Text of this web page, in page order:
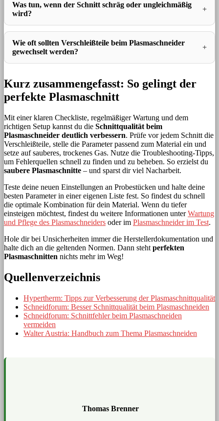
Was tun, wenn der Schnitt schräg oder ungleichmäßig
wird?
Wie oft sollten Verschleißteile beim Plasmaschneider
gewechselt werden?
Kurz zusammengefasst: So gelingt der
perfekte Plasmaschnitt
Mit einer klaren Checkliste, regelmäßiger Wartung und dem
richtigen Setup kannst du die Schnittqualität beim
Plasmaschneider deutlich verbessern. Prüfe vor jedem Schnitt die
Verschleißteile, stelle die Parameter passend zum Material ein und
setze auf sauberes, trockenes Gas. Nutze die Troubleshooting-Tipps,
um Fehlerquellen schnell zu finden und zu beheben. So erzielst du
saubere Plasmaschnitte – und sparst dir viel Nacharbeit.
Teste deine neuen Einstellungen an Probestücken und halte deine
besten Parameter in einer eigenen Liste fest. So findest du schnell
die optimale Kombination für dein Material. Wenn du tiefer
einsteigen möchtest, findest du weitere Informationen unterWartung
und Pflege des Plasmaschneiders oder im Plasmaschneider im Test.
Hole dir bei Unsicherheiten immer die Herstellerdokumentation und
halte dich an die geltenden Normen. Dann steht perfekten
Plasmaschnitten nichts mehr im Weg!
Quellenverzeichnis
Hypertherm: Tipps zur Verbesserung der Plasmaschnittqualität
Schneidforum: Besser Schnittqualität beim Plasmaschneiden
Schneidforum: Schnittfehler beim Plasmaschneiden
vermeiden
Walter Austria: Handbuch zum Thema Plasmaschneiden
Thomas Brenner